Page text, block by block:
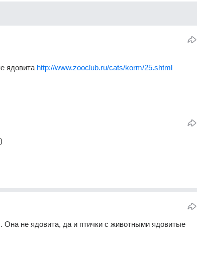
ядовита http://www.zooclub.ru/cats/korm/25.shtml
Она не ядовита, да и птички с животными ядовитые